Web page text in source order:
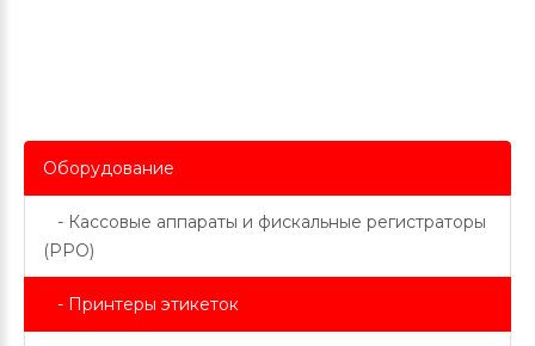
Оборудование
- Кассовые аппараты и фискальные регистраторы
(РРО)
- Принтеры этикеток